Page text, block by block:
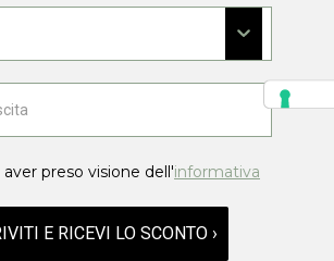
aver preso visione dell'informativa
E RICEVI LO SCONTO ›